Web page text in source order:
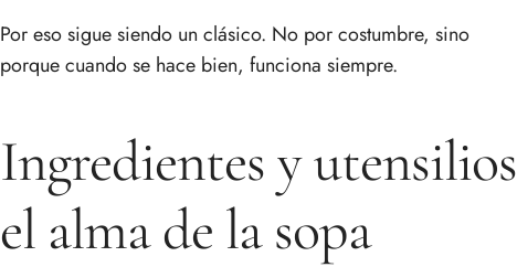
Por eso sigue siendo un clásico. No por costumbre, sino
porque cuando se hace bien, funciona siempre.
Ingredientes y utensilios
el alma de la sopa